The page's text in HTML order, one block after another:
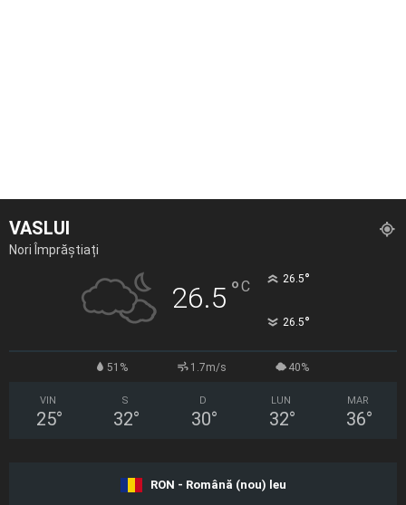
VASLUI
Nori Împrăștiați
26.5 °C 26.5°
26.5°
51% 1.7m/s 40%
VIN
25°
S
32°
D
30°
LUN
32°
MAR
36°
RON - Română (nou) leu